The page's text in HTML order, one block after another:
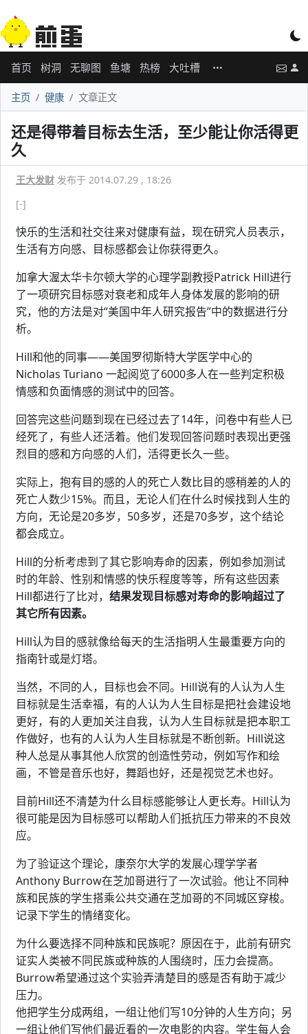
首页 树洞 无聊图 鱼塘 热榜 大吐槽
主页 健康 文章正文
还是得带着目标去生活，至少能让你活得更
久
王大发财 发布于 2014.07.29 , 18:26
[-]
快乐的生活和社交往来对健康有益，现在研究人员表示，
生活有方向感、目标感都会让你获得更久。
加拿大渥太华卡尔顿大学的心理学副教授Patrick Hill进行
了一项研究目标感对衰老和成年人身体发展的影响的研
究，他的方法是对“美国中年人研究报告”中的数据进行分
析。
Hill和他的同事——美国罗彻斯特大学医学中心的
Nicholas Turiano 一起阅览了6000多人在一些判定积极
情感和负面情感的测试中的回答。
回答完这些问题到现在已经过去了14年，问卷中有些人已
经死了，有些人还活着。他们发现回答问题时表现出更强
烈目的感和方向感的人们，活得更长久一些。
实际上，抱有目的感的人的死亡人数比目的感稍差的人的
死亡人数少15%。而且，无论人们在什么时候找到人生的
方向，无论是20多岁，50多岁，还是70多岁，这个结论
都会成立。
Hill的分析考虑到了其它影响寿命的因素，例如参加测试
时的年龄、性别和情感的快乐程度等等，所有这些因素
Hill都进行了比对， 结果发现目标感对寿命的影响超过了
其它所有因素。
Hill认为目的感就像给每天的生活指明人生最重要方向的
指南针或是灯塔。
当然，不同的人，目标也会不同。Hill说有的人认为人生
目标就是生活幸福，有的人认为人生目标是把社会建设地
更好，有的人更加关注自我，认为人生目标就是把本职工
作做好，也有的人认为人生目标就是不断创新。Hill说这
种人总是从事其他人欣赏的创造性劳动，例如写作和绘
画，不管是音乐也好，舞蹈也好，还是视觉艺术也好。
目前Hill还不清楚为什么目标感能够让人更长寿。Hill认为
很可能是因为目标感可以帮助人们抵抗压力带来的不良效
应。
为了验证这个理论，康奈尔大学的发展心理学学者
Anthony Burrow在芝加哥进行了一次试验。他让不同种
族和民族的学生搭乘公共交通在芝加哥的不同城区穿梭。
记录下学生的情绪变化。
为什么要选择不同种族和民族呢？原因在于，此前有研究
证实人类被不同民族或种族的人围绕时，压力会提高。
Burrow希望通过这个实验弄清楚目的感是否有助于减少
压力。
他把学生分成两组，一组让他们写10分钟的人生方向；另
一组让他们写他们最近看的一次电影的内容。学生每人会